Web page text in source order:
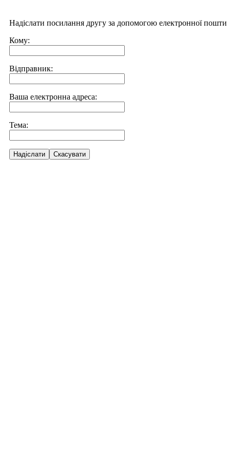
Надіслати посилання другу за допомогою електронної пошти
Кому:
Відправник:
Ваша електронна адреса:
Тема:
Надіслати Скасувати